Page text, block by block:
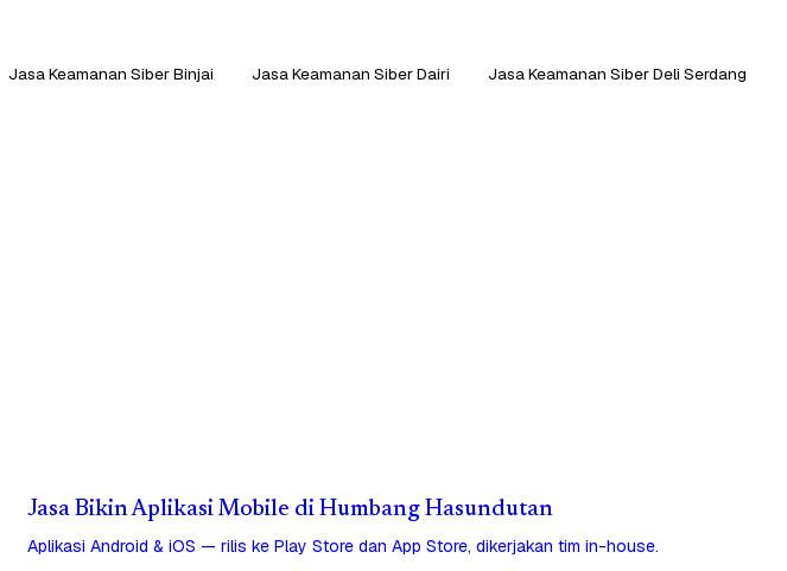
Jasa Keamanan Siber Binjai Jasa Keamanan Siber Dairi
Jasa Keamanan Siber Deli Serdang
Jasa Bikin Aplikasi Mobile di Humbang Hasundutan
Aplikasi Android & iOS — rilis ke Play Store dan App Store, dikerjakan tim in-house.